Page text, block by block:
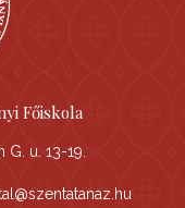
Főiskola
u. 13-19.